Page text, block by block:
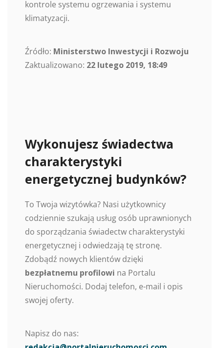
kontrole systemu ogrzewania i systemu
klimatyzacji.
Źródło: Ministerstwo Inwestycji i Rozwoju
Zaktualizowano: 22 lutego 2019, 18:49
Wykonujesz świadectwa
charakterystyki
energetycznej budynków?
To Twoja wizytówka? Nasi użytkownicy
codziennie szukają usług osób uprawnionych
do sporządzania świadectw charakterystyki
energetycznej i odwiedzają tę stronę.
Zdobądź nowych klientów dzięki
bezpłatnemu profilowi na Portalu
Nieruchomości. Dodaj telefon, e-mail i opis
swojej oferty.
Napisz do nas: